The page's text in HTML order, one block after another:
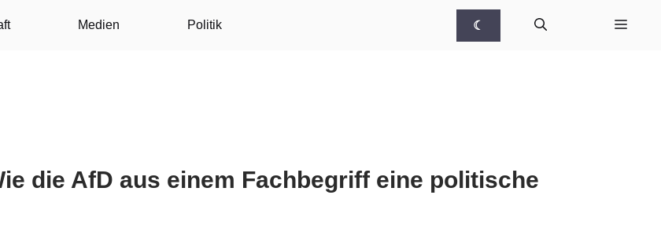
Medien Politik ☾
die AfD aus einem Fachbegriff eine politische